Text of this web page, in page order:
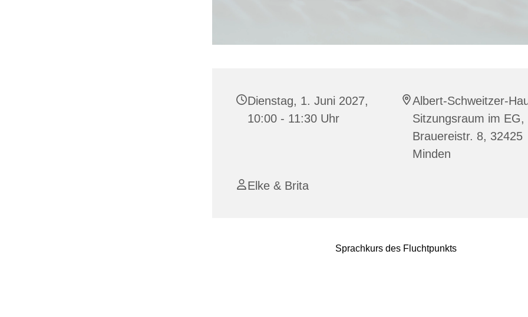
Dienstag, 1. Juni 2027,
10:00 - 11:30 Uhr
Albert-Schweitzer-
Sitzungsraum im EG,
Brauereistr. 8, 32425
Minden
Elke & Brita
Sprachkurs des Fluchtpunkts